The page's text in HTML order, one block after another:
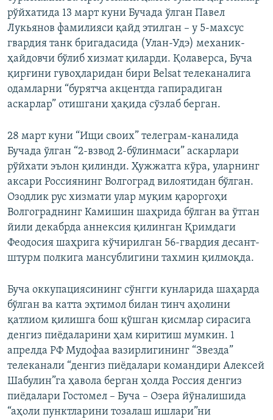
рўйхатида 13 март куни Бучада ўлган Павел
Лукьянов фамилияси қайд этилган – у 5-махсус
гвардия танк бригадасида (Улан-Удэ) механик-
ҳайдовчи бўлиб хизмат қиларди. Қолаверса, Буча
қирғини гувоҳларидан бири Belsat телеканалига
одамларни “бурятча акцентда гапирадиган
аскарлар” отишгани ҳақида сўзлаб берган.
28 март куни “Ищи своих” телеграм-каналида
Бучада ўлган “2-взвод 2-бўлинмаси” аскарлари
рўйхати эълон қилинди. Ҳужжатга кўра, уларнинг
аксари Россиянинг Волгоград вилоятидан бўлган.
Озодлик рус хизмати улар муқим қароргоҳи
Волгограднинг Камишин шаҳрида бўлган ва ўтган
йили декабрда аннексия қилинган Қримдаги
Феодосия шаҳрига кўчирилган 56-гвардия десант-
штурм полкига мансублигини тахмин қилмоқда.
Буча оккупациясининг сўнгги кунларида шаҳарда
бўлган ва катта эҳтимол билан тинч аҳолини
қатлиом қилишга бош қўшган қисмлар сирасига
денгиз пиёдаларини ҳам киритиш мумкин. 1
апрелда РФ Мудофаа вазирлигининг “Звезда”
телеканали “денгиз пиёдалари командири Алексей
Шабулин”га ҳавола берган ҳолда Россия денгиз
пиёдалари Гостомел – Буча – Озера йўналишида
“аҳоли пунктларини тозалаш ишлари”ни